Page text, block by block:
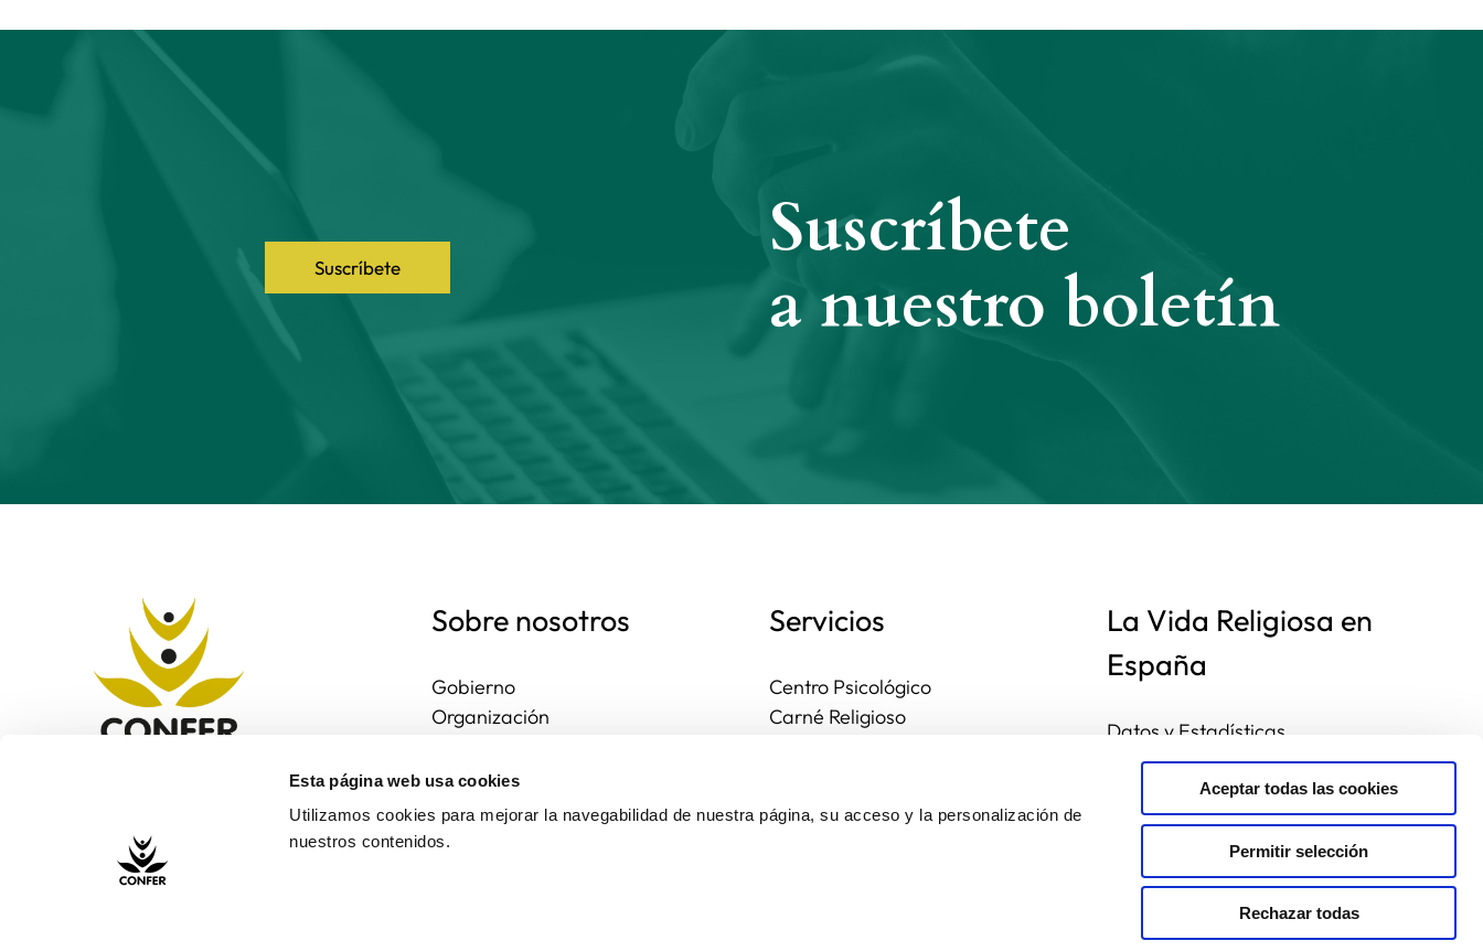
Esta página web usa cookies
Utilizamos cookies para mejorar la navegabilidad de nuestra página, su acceso y la personalización de
nuestros contenidos.
Aceptar todas las cookies
Permitir selección
Rechazar todas
Suscríbete
Suscríbete
a nuestro boletín
Sobre nosotros
Gobierno
Organización
Entornos seguros
Contacto
Servicios
Centro Psicológico
Carné Religioso
Actividades
La Vida Religiosa en
España
Datos y Estadísticas
Preguntas frecuentes
Mapa de congregaciones